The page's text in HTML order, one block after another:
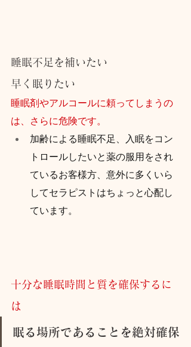
睡眠不足を補いたい
早く眠りたい
睡眠剤やアルコールに頼ってしまうの
は、さらに危険です。
加齢による睡眠不足、入眠をコン
トロールしたいと薬の服用をされ
ているお客様方、意外に多くいら
してセラピストはちょっと心配し
ています。
十分な睡眠時間と質を確保するに
は
眠る場所であることを絶対確保